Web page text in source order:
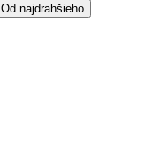
Od najdrahšieho